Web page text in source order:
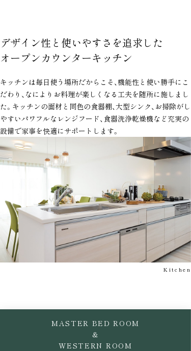
デザイン性と使いやすさを追求した
オープンカウンターキッチン
キッチンは毎日使う場所だからこそ、機能性と使い勝手にこ
だわり、なによりお料理が楽しくなる工夫を随所に施しまし
た。キッチンの面材と同色の食器棚、大型シンク、お掃除がし
やすいパワフルなレンジフード、食器洗浄乾燥機など充実の
設備で家事を快適にサポートします。
Kitchen
MASTER BED ROOM
&
WESTERN ROOM